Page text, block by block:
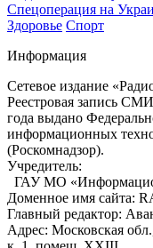
Спецоперация на
Здоровье Спорт
Информация
Сетевое издание
Реестровая запись
года выдано
информационных
(Роскомнадзор).
Учредитель:
ГАУ МО
Доменное имя сайта:
Главный редактор:
Адрес: Московская